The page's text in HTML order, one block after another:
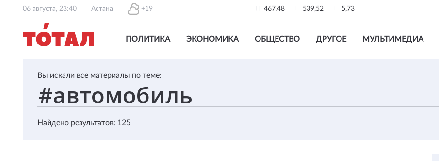
06 августа, 23:40 Астана +19 467,48 539,52 5,73
ПОЛИТИКА ЭКОНОМИКА ОБЩЕСТВО ДРУГОЕ МУЛЬТИМЕДИА
Вы искали все материалы по теме:
Найдено результатов: 125